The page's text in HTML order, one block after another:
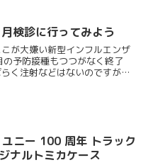
検診に行ってみよう
が大嫌い新型インフルエンザ
の予防接種もつつがなく終了
く注射などはないのですが、1
ユニー 100 周年 トラック
ナルトミカケース